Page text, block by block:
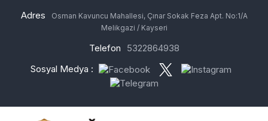
Adres
Osman Kavuncu Mahallesi, Çınar Sokak Feza Apt. No:1/A
Melikgazi / Kayseri
Telefon
5322864938
Sosyal Medya :